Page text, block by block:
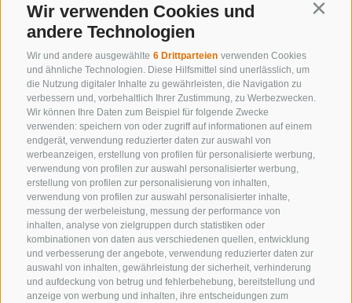
Wir verwenden Cookies und
andere Technologien
Wir und andere ausgewählte 6 Drittparteien verwenden Cookies
und ähnliche Technologien. Diese Hilfsmittel sind unerlässlich, um
die Nutzung digitaler Inhalte zu gewährleisten, die Navigation zu
verbessern und, vorbehaltlich Ihrer Zustimmung, zu Werbezwecken.
Wir können Ihre Daten zum Beispiel für folgende Zwecke
verwenden: speichern von oder zugriff auf informationen auf einem
endgerät, verwendung reduzierter daten zur auswahl von
werbeanzeigen, erstellung von profilen für personalisierte werbung,
verwendung von profilen zur auswahl personalisierter werbung,
erstellung von profilen zur personalisierung von inhalten,
verwendung von profilen zur auswahl personalisierter inhalte,
messung der werbeleistung, messung der performance von
inhalten, analyse von zielgruppen durch statistiken oder
kombinationen von daten aus verschiedenen quellen, entwicklung
und verbesserung der angebote, verwendung reduzierter daten zur
auswahl von inhalten, gewährleistung der sicherheit, verhinderung
und aufdeckung von betrug und fehlerbehebung, bereitstellung und
anzeige von werbung und inhalten, ihre entscheidungen zum
KONTAKTIERE UNS
+39 0472 632 372
info@gossensass.org